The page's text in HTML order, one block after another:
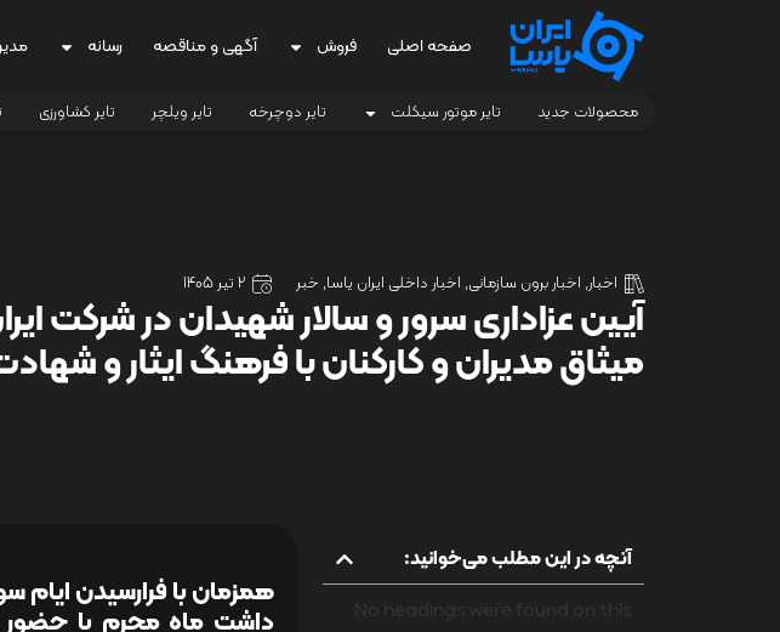
صفحه اصلی فروش آگهی و مناقصه رسانه
محصولات جدید تایر موتور سیکلت تایر دوچرخه تایر ویلچر تایر کشاورزی
اخبار, اخبار برون سازمانی, اخبار داخلی ایران یاسا, خبر 2 تیر 1405
آیین عزاداری سرور و سالار شهیدان در شرکت
میثاق مدیران و کارکنان با فرهنگ ایثار و
آنچه در این مطلب می‌خوانید:
همزمان با فرارسیدن ایام
داشت ماه محرم با حضور